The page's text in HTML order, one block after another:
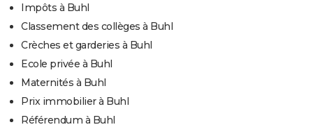
Impôts à Buhl
Classement des collèges à Buhl
Crèches et garderies à Buhl
Ecole privée à Buhl
Maternités à Buhl
Prix immobilier à Buhl
Référendum à Buhl